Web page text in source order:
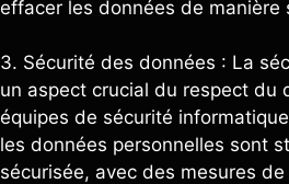
effacer les données de manière
3. Sécurité des données : La
un aspect crucial du respect du
équipes de sécurité
les données personnelles sont
sécurisée, avec des mesures